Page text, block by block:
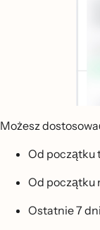
Możesz
Od początku
Od początku
Ostatnie 7 dni